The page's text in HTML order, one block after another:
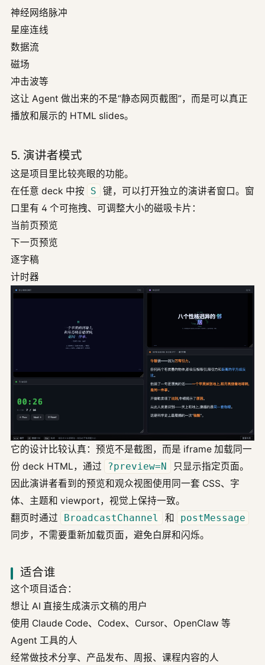
神经网络脉冲
星座连线
数据流
磁场
冲击波等
这让 Agent 做出来的不是“静态网页截图”，而是可以真正
播放和展示的 HTML slides。
5. 演讲者模式
这是项目里比较亮眼的功能。
在任意 deck 中按
S
键，可以打开独立的演讲者窗口。窗
口里有 4 个可拖拽、可调整大小的磁吸卡片：
当前页预览
下一页预览
逐字稿
计时器
它的设计比较认真：预览不是截图，而是 iframe 加载同一
份 deck HTML，通过
?preview=N
只显示指定页面。
因此演讲者看到的预览和观众视图使用同一套 CSS、字
体、主题和 viewport，视觉上保持一致。
翻页时通过
BroadcastChannel 和
postMessage
同步，不需要重新加载页面，避免白屏和闪烁。
适合谁
这个项目适合：
想让 AI 直接生成演示文稿的用户
使用 Claude Code、Codex、Cursor、OpenClaw 等
Agent 工具的人
经常做技术分享、产品发布、周报、课程内容的人